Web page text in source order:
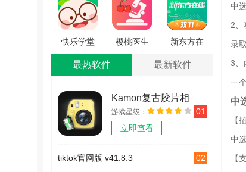
版 V1.0.4
版 V1.57
版 V1.2.3
快乐学堂
学生端安
卓官方版
樱桃医生
官方正版
新东方在
最热软件 最新软件
Kamon复古胶片相
机 v2.2.2
游戏星级：
立即查看
01
tiktok官网版 v41.8.3 02
中
2、
录
3、
一
中
【
中
【